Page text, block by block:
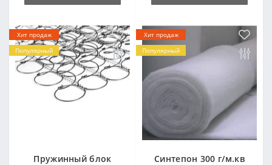
Хит продаж
Популярный
Пружинный блок
Хит продаж
Популярный
Синтепон 300 г/м.кв